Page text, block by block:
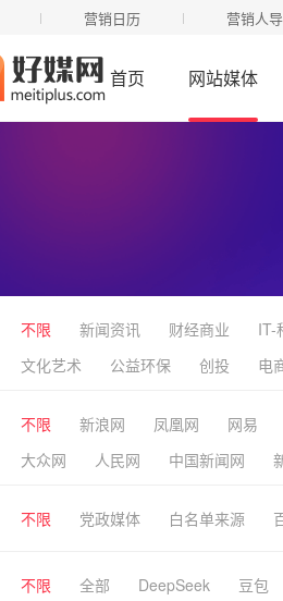
营销日历 营销人
首页 网站媒体
不限 新闻资讯 财经商业
IT-
文化艺术
公益环保 创投 电
不限 新浪网 凤凰网
网易
大众网
人民网 中国新闻网
不限 党政媒体 白名单来源
不限 全部 DeepSeek 豆包